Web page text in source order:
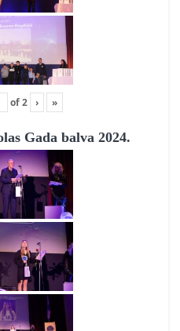
of2 › »
Gada balva 2024.